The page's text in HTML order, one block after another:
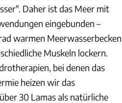
Daher ist das Meer mit
eingebunden –
warmen Meerwasserbecken
Muskeln lockern.
bei denen das
heizen wir das
30 Lamas als natürliche